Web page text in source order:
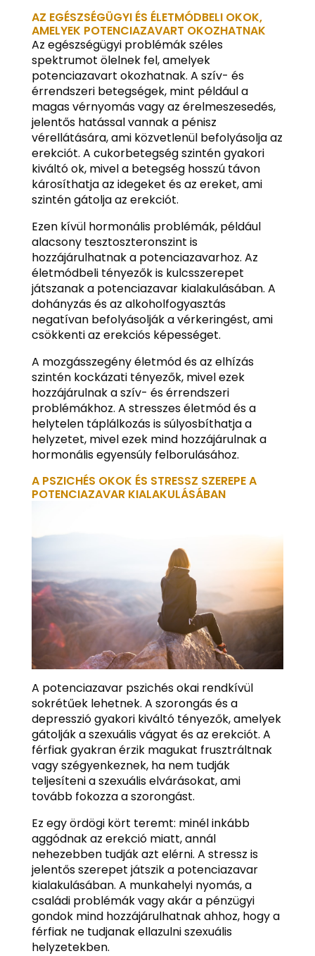
AZ EGÉSZSÉGÜGYI ÉS ÉLETMÓDBELI OKOK,
AMELYEK POTENCIAZAVART OKOZHATNAK
Az egészségügyi problémák széles
spektrumot ölelnek fel, amelyek
potenciazavart okozhatnak. A szív- és
érrendszeri betegségek, mint például a
magas vérnyomás vagy az érelmeszesedés,
jelentős hatással vannak a pénisz
vérellátására, ami közvetlenül befolyásolja az
erekciót. A cukorbetegség szintén gyakori
kiváltó ok, mivel a betegség hosszú távon
károsíthatja az idegeket és az ereket, ami
szintén gátolja az erekciót.
Ezen kívül hormonális problémák, például
alacsony tesztoszteronszint is
hozzájárulhatnak a potenciazavarhoz. Az
életmódbeli tényezők is kulcsszerepet
játszanak a potenciazavar kialakulásában. A
dohányzás és az alkoholfogyasztás
negatívan befolyásolják a vérkeringést, ami
csökkenti az erekciós képességet.
A mozgásszegény életmód és az elhízás
szintén kockázati tényezők, mivel ezek
hozzájárulnak a szív- és érrendszeri
problémákhoz. A stresszes életmód és a
helytelen táplálkozás is súlyosbíthatja a
helyzetet, mivel ezek mind hozzájárulnak a
hormonális egyensúly felborulásához.
A PSZICHÉS OKOK ÉS STRESSZ SZEREPE A
POTENCIAZAVAR KIALAKULÁSÁBAN
A potenciazavar pszichés okai rendkívül
sokrétűek lehetnek. A szorongás és a
depresszió gyakori kiváltó tényezők, amelyek
gátolják a szexuális vágyat és az erekciót. A
férfiak gyakran érzik magukat frusztráltnak
vagy szégyenkeznek, ha nem tudják
teljesíteni a szexuális elvárásokat, ami
tovább fokozza a szorongást.
Ez egy ördögi kört teremt: minél inkább
aggódnak az erekció miatt, annál
nehezebben tudják azt elérni. A stressz is
jelentős szerepet játszik a potenciazavar
kialakulásában. A munkahelyi nyomás, a
családi problémák vagy akár a pénzügyi
gondok mind hozzájárulhatnak ahhoz, hogy a
férfiak ne tudjanak ellazulni szexuális
helyzetekben.